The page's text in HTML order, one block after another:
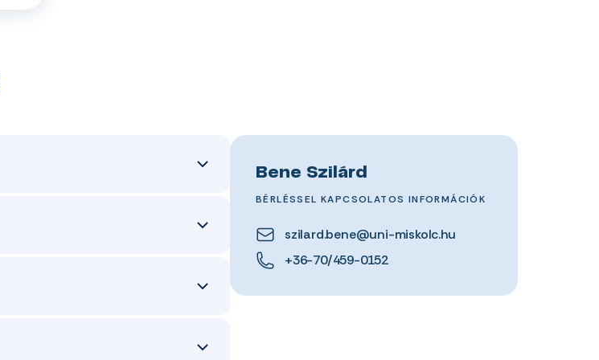
Bene Szilárd
BÉRLÉSSEL KAPCSOLATOS INFORMÁCIÓK
szilard.bene@uni-miskolc.hu
+36-70/459-0152